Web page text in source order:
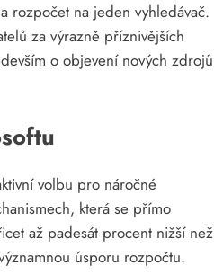
rozpočet na jeden vyhledávač.
za výrazně příznivějších
o objevení nových zdrojů
volbu pro náročné
která se přímo
až padesát procent nižší než
úsporu rozpočtu.